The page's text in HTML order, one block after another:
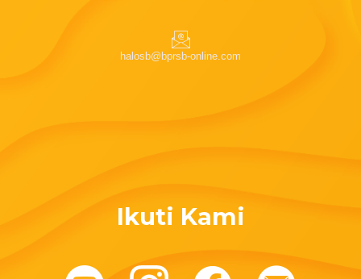
halosb@bprsb-online.com
Ikuti Kami